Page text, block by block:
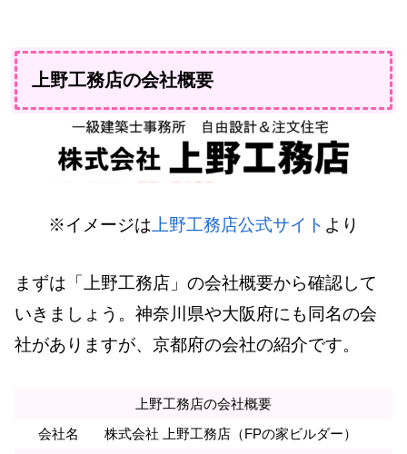
上野工務店の会社概要
※イメージは 上野工務店公式サイト より
まずは「上野工務店」の会社概要から確認して
いきましょう。神奈川県や大阪府にも同名の会
社がありますが、京都府の会社の紹介です。
上野工務店の会社概要
会社名
株式会社 上野工務店（FPの家ビルダー）